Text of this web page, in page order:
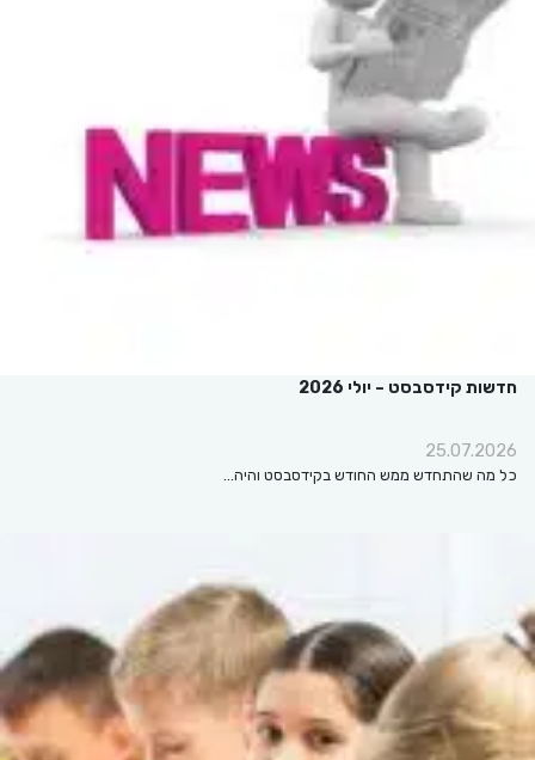
חדשות קידסבסט – יולי 2026
25.07.2026
כל מה שהתחדש ממש החודש בקידסבסט והיה…